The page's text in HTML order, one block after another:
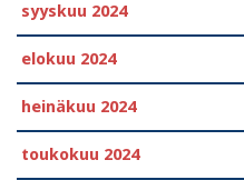
syyskuu 2024
elokuu 2024
heinäkuu 2024
toukokuu 2024